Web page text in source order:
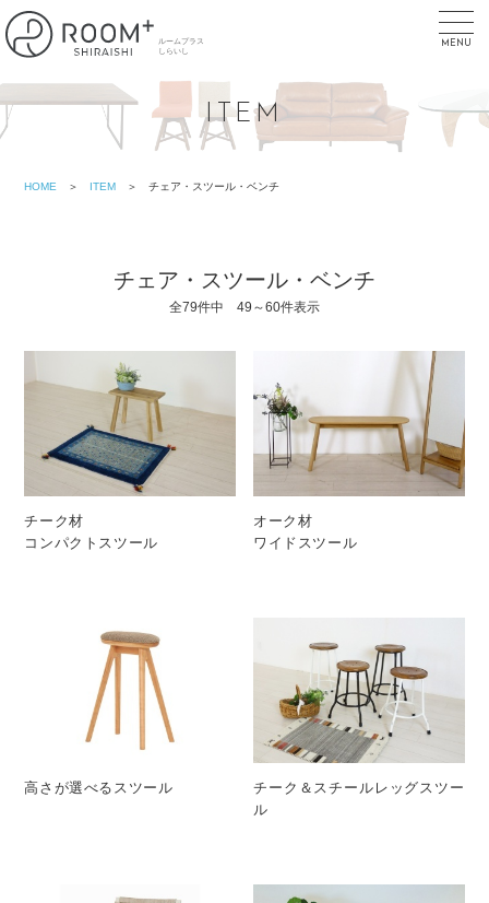
MENU
ITEM
HOME ＞ ITEM ＞ チェア・スツール・ベンチ
チェア・スツール・ベンチ
全79件中 49～60件表示
チーク材
コンパクトスツール
オーク材
ワイドスツール
高さが選べるスツール
チーク＆スチールレッグスツー
ル